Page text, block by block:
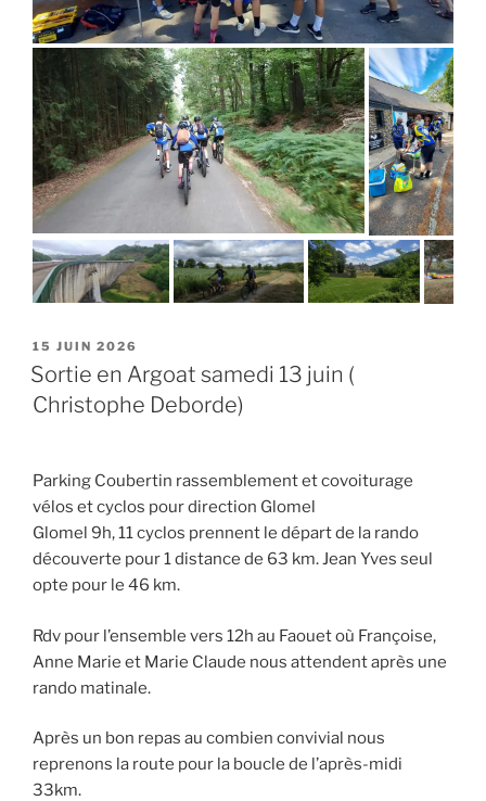
PUBLIÉ
LE
15 JUIN 2026
Sortie en Argoat samedi 13 juin (
Christophe Deborde)
Parking Coubertin rassemblement et covoiturage
vélos et cyclos pour direction Glomel
Glomel 9h, 11 cyclos prennent le départ de la rando
découverte pour 1 distance de 63 km. Jean Yves seul
opte pour le 46 km.
Rdv pour l’ensemble vers 12h au Faouet où Françoise,
Anne Marie et Marie Claude nous attendent après une
rando matinale.
Après un bon repas au combien convivial nous
reprenons la route pour la boucle de l’après-midi
33km.